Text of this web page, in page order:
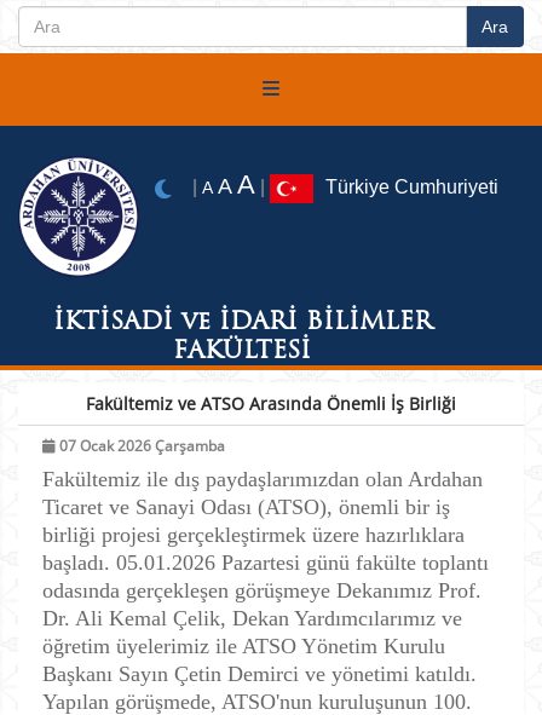
İKTİSADİ ve İDARİ BİLİMLER
FAKÜLTESİ
A A A Türkiye Cumhuriyeti
Fakültemiz ve ATSO Arasında Önemli İş Birliği
07 Ocak 2026 Çarşamba
Fakültemiz ile dış paydaşlarımızdan olan Ardahan
Ticaret ve Sanayi Odası (ATSO), önemli bir iş
birliği projesi gerçekleştirmek üzere hazırlıklara
başladı. 05.01.2026 Pazartesi günü fakülte toplantı
odasında gerçekleşen görüşmeye Dekanımız Prof.
Dr. Ali Kemal Çelik, Dekan Yardımcılarımız ve
öğretim üyelerimiz ile ATSO Yönetim Kurulu
Başkanı Sayın Çetin Demirci ve yönetimi katıldı.
Yapılan görüşmede, ATSO'nun kuruluşunun 100.